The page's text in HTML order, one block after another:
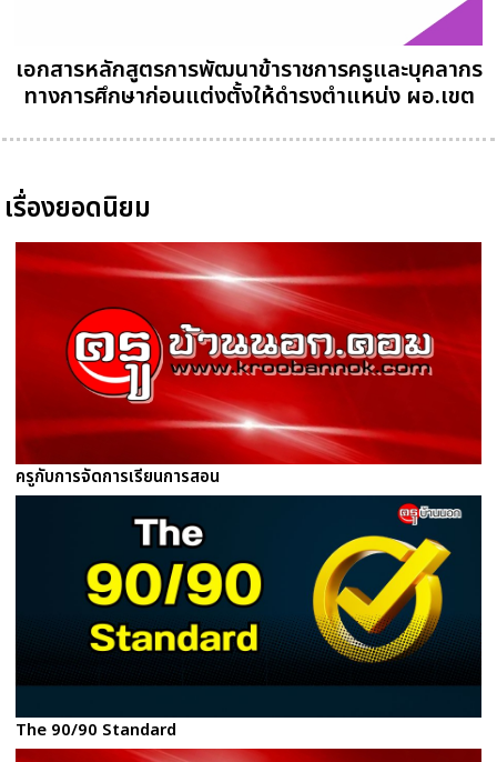
เอกสารหลักสูตรการพัฒนาข้าราชการครูและบุคลากร
ทางการศึกษาก่อนแต่งตั้งให้ดำรงตำแหน่ง ผอ.เขต
เรื่องยอดนิยม
ครูกับการจัดการเรียนการสอน
The 90/90 Standard